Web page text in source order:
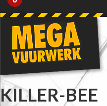
Skip
primary
Skip
main
Skip
primary
Skip
footer
KILLER-BEE